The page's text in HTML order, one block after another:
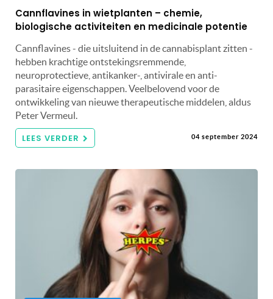
Cannflavines in wietplanten – chemie,
biologische activiteiten en medicinale potentie
Cannflavines - die uitsluitend in de cannabisplant zitten -
hebben krachtige ontstekingsremmende,
neuroprotectieve, antikanker-, antivirale en anti-
parasitaire eigenschappen. Veelbelovend voor de
ontwikkeling van nieuwe therapeutische middelen, aldus
Peter Vermeul.
LEES VERDER 04 september 2024